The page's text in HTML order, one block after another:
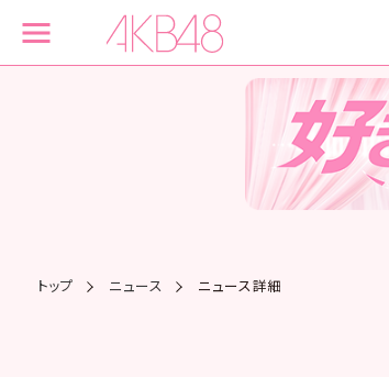
トップ ニュース ニュース詳細